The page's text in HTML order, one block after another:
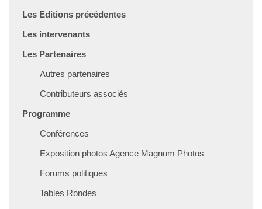
Les Editions précédentes
Les intervenants
Les Partenaires
Autres partenaires
Contributeurs associés
Programme
Conférences
Exposition photos Agence Magnum Photos
Forums politiques
Tables Rondes